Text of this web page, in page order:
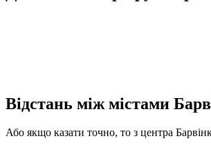
Відстань між містами
Або якщо казати точно, то з центра